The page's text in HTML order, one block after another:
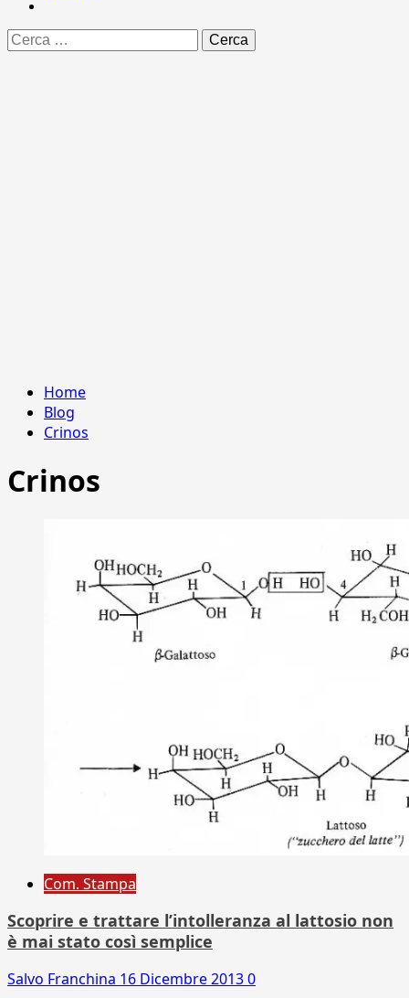
Ricerca
per:
Home
Blog
Crinos
Crinos
Com. Stampa
Scoprire e trattare l’intolleranza al lattosio non
è mai stato così semplice
Salvo Franchina 16 Dicembre 20130